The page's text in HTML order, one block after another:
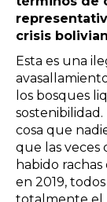
crisis
Esta es una
los bosques
cosa que
que las veces
habido
en 2019,
totalmente el